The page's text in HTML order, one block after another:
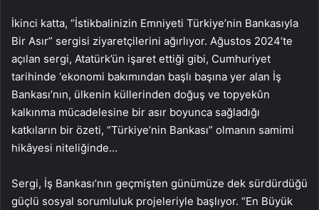
İkinci katta, “İstikbalinizin Emniyeti Türkiye’nin Bankasıyla
Bir Asır” sergisi ziyaretçilerini ağırlıyor. Ağustos 2024’te
açılan sergi, Atatürk’ün işaret ettiği gibi, Cumhuriyet
tarihinde ‘ekonomi bakımından başlı başına yer alan İş
Bankası’nın, ülkenin küllerinden doğuş ve topyekûn
kalkınma mücadelesine bir asır boyunca sağladığı
katkıların bir özeti, “Türkiye’nin Bankası” olmanın samimi
hikâyesi niteliğinde…
Sergi, İş Bankası’nın geçmişten günümüze dek sürdürdüğü
güçlü sosyal sorumluluk projeleriyle başlıyor. “En Büyük